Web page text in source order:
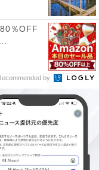
％OFF
by